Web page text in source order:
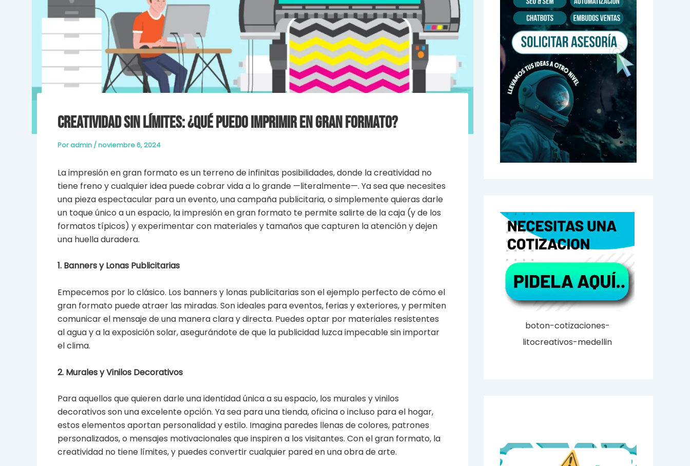
Creatividad sin Límites: ¿Qué Puedo Imprimir en Gran Formato?
Poradmin /noviembre 6, 2024
La impresión en gran formato es un terreno de infinitas posibilidades, donde la creatividad no
tiene freno y cualquier idea puede cobrar vida a lo grande —literalmente—. Ya sea que necesites
una pieza espectacular para un evento, una campaña publicitaria, o simplemente quieras darle
un toque único a un espacio, la impresión en gran formato te permite salirte de la caja (y de los
formatos típicos) y experimentar con materiales y tamaños que capturen la atención y dejen
una huella duradera.
1. Banners y Lonas Publicitarias
Empecemos por lo clásico. Los banners y lonas publicitarias son el ejemplo perfecto de cómo el
gran formato puede atraer las miradas. Son ideales para eventos, ferias y exteriores, y permiten
comunicar el mensaje de una manera clara y directa. Puedes optar por materiales resistentes
al agua y a la exposición solar, asegurándote de que la publicidad luzca impecable sin importar
el clima.
2. Murales y Vinilos Decorativos
Para aquellos que quieren darle una identidad única a su espacio, los murales y vinilos
decorativos son una excelente opción. Ya sea para una tienda, oficina o incluso para el hogar,
estos elementos aportan personalidad y estilo. Imagina paredes llenas de colores, patrones
personalizados, o mensajes motivacionales que inspiren a los visitantes. Con el gran formato, la
creatividad no tiene límites, y puedes convertir cualquier pared en una obra de arte.
boton-cotizaciones-
litocreativos-medellin